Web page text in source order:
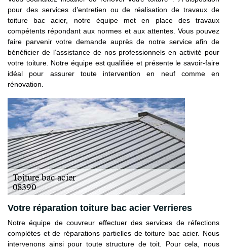
pour des services d’entretien ou de réalisation de travaux de
toiture bac acier, notre équipe met en place des travaux
compétents répondant aux normes et aux attentes. Vous pouvez
faire parvenir votre demande auprès de notre service afin de
bénéficier de l’assistance de nos professionnels en activité pour
votre toiture. Notre équipe est qualifiée et présente le savoir-faire
idéal pour assurer toute intervention en neuf comme en
rénovation.
Votre réparation toiture bac acier Verrieres
Notre équipe de couvreur effectuer des services de réfections
complètes et de réparations partielles de toiture bac acier. Nous
intervenons ainsi pour toute structure de toit. Pour cela, nous